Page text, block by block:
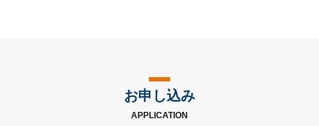
お申し込み
APPLICATION